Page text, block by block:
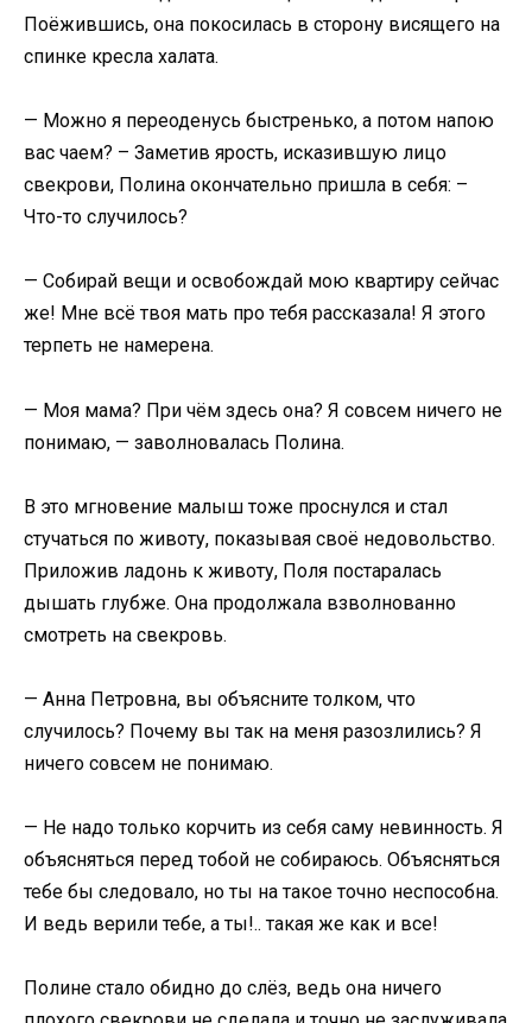
Поёжившись, она покосилась в сторону висящего на
спинке кресла халата.
— Можно я переоденусь быстренько, а потом напою
вас чаем? – Заметив ярость, исказившую лицо
свекрови, Полина окончательно пришла в себя: –
Что-то случилось?
— Собирай вещи и освобождай мою квартиру сейчас
же! Мне всё твоя мать про тебя рассказала! Я этого
терпеть не намерена.
— Моя мама? При чём здесь она? Я совсем ничего не
понимаю, — заволновалась Полина.
В это мгновение малыш тоже проснулся и стал
стучаться по животу, показывая своё недовольство.
Приложив ладонь к животу, Поля постаралась
дышать глубже. Она продолжала взволнованно
смотреть на свекровь.
— Анна Петровна, вы объясните толком, что
случилось? Почему вы так на меня разозлились? Я
ничего совсем не понимаю.
— Не надо только корчить из себя саму невинность. Я
объясняться перед тобой не собираюсь. Объясняться
тебе бы следовало, но ты на такое точно неспособна.
И ведь верили тебе, а ты!.. такая же как и все!
Полине стало обидно до слёз, ведь она ничего